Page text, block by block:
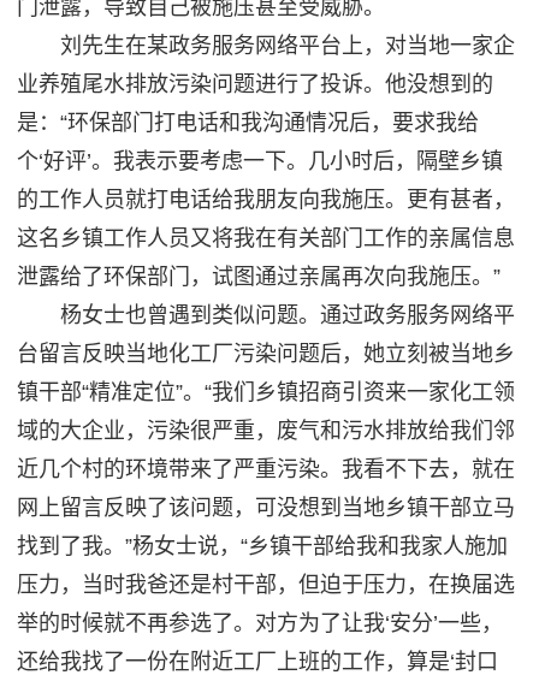
门泄露，导致自己被施压甚至受威胁。
刘先生在某政务服务网络平台上，对当地一家企
业养殖尾水排放污染问题进行了投诉。他没想到的
是：“环保部门打电话和我沟通情况后，要求我给
个‘好评’。我表示要考虑一下。几小时后，隔壁乡镇
的工作人员就打电话给我朋友向我施压。更有甚者，
这名乡镇工作人员又将我在有关部门工作的亲属信息
泄露给了环保部门，试图通过亲属再次向我施压。”
杨女士也曾遇到类似问题。通过政务服务网络平
台留言反映当地化工厂污染问题后，她立刻被当地乡
镇干部“精准定位”。“我们乡镇招商引资来一家化工领
域的大企业，污染很严重，废气和污水排放给我们邻
近几个村的环境带来了严重污染。我看不下去，就在
网上留言反映了该问题，可没想到当地乡镇干部立马
找到了我。”杨女士说，“乡镇干部给我和我家人施加
压力，当时我爸还是村干部，但迫于压力，在换届选
举的时候就不再参选了。对方为了让我‘安分’一些，
还给我找了一份在附近工厂上班的工作，算是‘封口